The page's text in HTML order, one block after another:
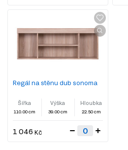
Regál na stěnu dub sonoma
Šířka
110.00 cm
Výška
39.00 cm
Hloubka
22.50 cm
1 046 Kč